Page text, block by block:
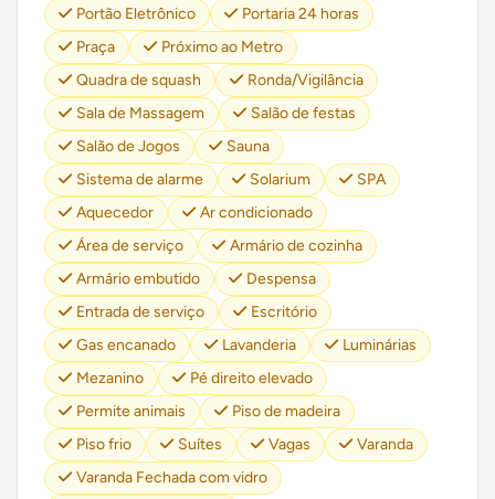
Portão Eletrônico
Portaria 24 horas
Praça
Próximo ao Metro
Quadra de squash
Ronda/Vigilância
Sala de Massagem
Salão de festas
Salão de Jogos
Sauna
Sistema de alarme
Solarium
SPA
Aquecedor
Ar condicionado
Área de serviço
Armário de cozinha
Armário embutido
Despensa
Entrada de serviço
Escritório
Gas encanado
Lavanderia
Luminárias
Mezanino
Pé direito elevado
Permite animais
Piso de madeira
Piso frio
Suítes Vagas
Varanda
Varanda Fechada com vidro